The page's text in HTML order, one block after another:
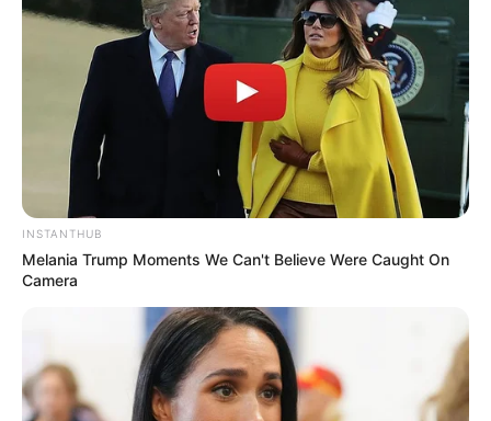
DRAMA CHINA
INSTANTHUB
Melania Trump Moments We Can't Believe Were Caught On
Camera